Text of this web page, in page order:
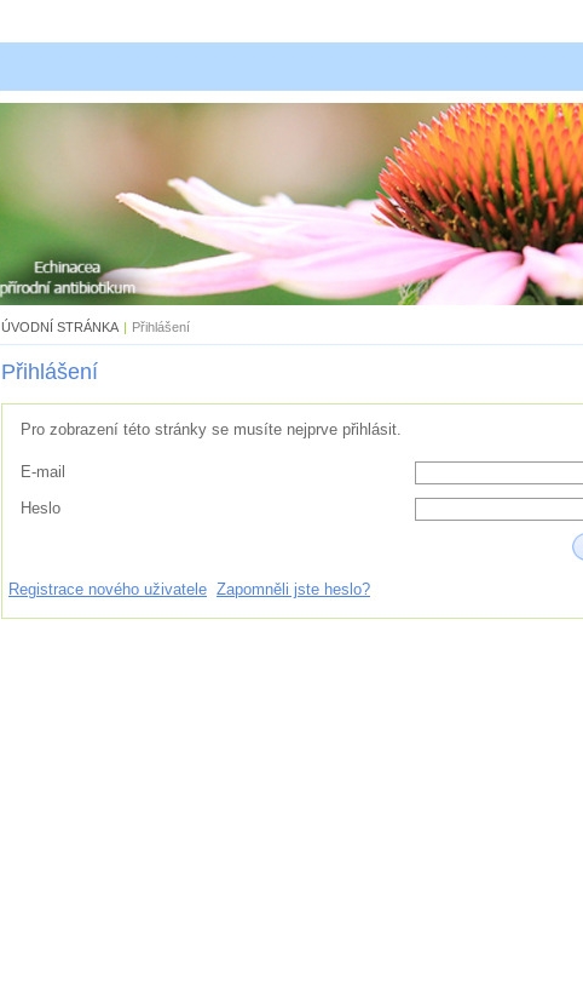
ÚVODNÍ STRÁNKA | Přihlášení
Přihlášení
Pro zobrazení této stránky se musíte nejprve přihlásit.
E-mail
Heslo
Registrace nového uživatele Zapomněli jste heslo?